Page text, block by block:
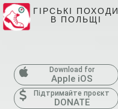
ГІРСЬКІ ПОХОДИ
В ПОЛЬЩІ
Download for
Apple iOS
Підтримайте проєкт
DONATE